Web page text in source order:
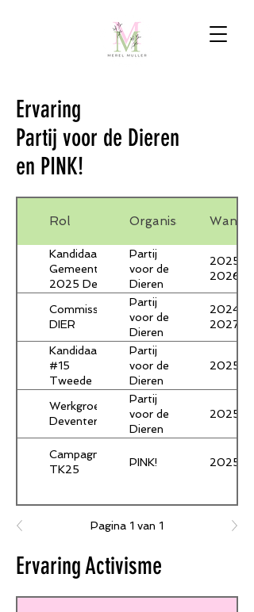
Ervaring
Partij voor de Dieren
en PINK!
Rol Organisatie
Kandidaat #12
Gemeenteraadsverkiezingen
2025 Deventer
Partij
voor de
Dieren
2025-
2026
Commissie
DIER
Partij
voor de
Dieren
2024-
2027
Kandidaat
#15
Tweede
verkiezingen
2025
Partij
voor de
Dieren
2025
Werkgroep
Deventer
Partij
voor de
Dieren
2025-
Campagnemanager
TK25
PINK! 2025
Pagina 1 van 1
Ervaring Activisme